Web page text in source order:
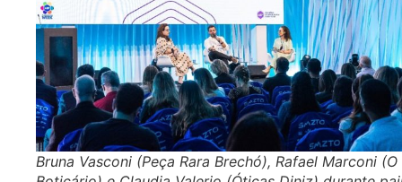
Bruna Vasconi (Peça Rara Brechó), Rafael Marconi (O